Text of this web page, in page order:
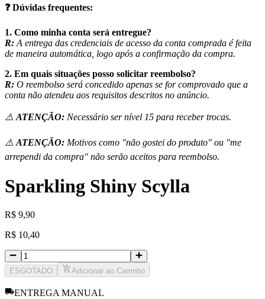
❓Dúvidas frequentes:
1. Como minha conta será entregue?
R: A entrega das credenciais de acesso da conta comprada é feita
de maneira automática, logo após a confirmação da compra.
2. Em quais situações posso solicitar reembolso?
R: O reembolso será concedido apenas se for comprovado que a
conta não atendeu aos requisitos descritos no anúncio.
⚠️ ATENÇÃO: Necessário ser nível 15 para receber trocas.
⚠️ ATENÇÃO: Motivos como "não gostei do produto" ou "me
arrependi da compra" não serão aceitos para reembolso.
Sparkling Shiny Scylla
R$ 9,90
R$ 10,40
ESGOTADO Adicionar ao Carrinho
ENTREGA MANUAL